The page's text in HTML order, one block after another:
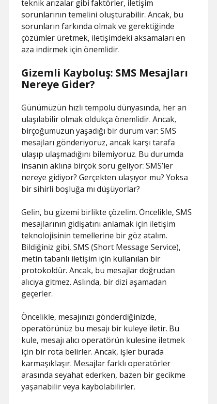
teknik arızalar gibi faktörler, iletişim
sorunlarının temelini oluşturabilir. Ancak, bu
sorunların farkında olmak ve gerektiğinde
çözümler üretmek, iletişimdeki aksamaları en
aza indirmek için önemlidir.
Gizemli Kayboluş: SMS Mesajları
Nereye Gider?
Günümüzün hızlı tempolu dünyasında, her an
ulaşılabilir olmak oldukça önemlidir. Ancak,
birçoğumuzun yaşadığı bir durum var: SMS
mesajları gönderiyoruz, ancak karşı tarafa
ulaşıp ulaşmadığını bilemiyoruz. Bu durumda
insanın aklına birçok soru geliyor: SMS’ler
nereye gidiyor? Gerçekten ulaşıyor mu? Yoksa
bir sihirli boşluğa mı düşüyorlar?
Gelin, bu gizemi birlikte çözelim. Öncelikle, SMS
mesajlarının gidişatını anlamak için iletişim
teknolojisinin temellerine bir göz atalım.
Bildiğiniz gibi, SMS (Short Message Service),
metin tabanlı iletişim için kullanılan bir
protokoldür. Ancak, bu mesajlar doğrudan
alıcıya gitmez. Aslında, bir dizi aşamadan
geçerler.
Öncelikle, mesajınızı gönderdiğinizde,
operatörünüz bu mesajı bir kuleye iletir. Bu
kule, mesajı alıcı operatörün kulesine iletmek
için bir rota belirler. Ancak, işler burada
karmaşıklaşır. Mesajlar farklı operatörler
arasında seyahat ederken, bazen bir gecikme
yaşanabilir veya kaybolabilirler.